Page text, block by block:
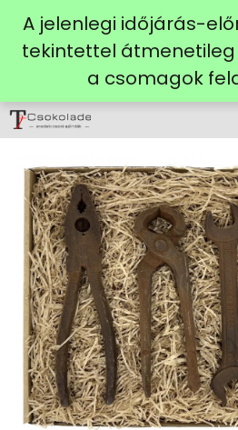
tartalomhoz
A jelenlegi időjárás-
tekintettel
a csomagok
r
Vissza
Vissza
M
i
t
k
e
e
s
?
KERESÉS